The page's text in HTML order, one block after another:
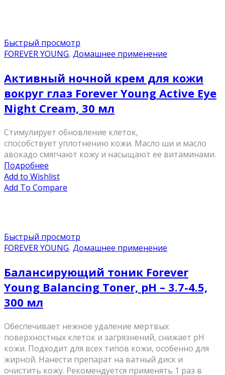
Быстрый просмотр
FOREVER YOUNG, Домашнее применение
Активный ночной крем для кожи
вокруг глаз Forever Young Active Eye
Night Cream, 30 мл
Стимулирует обновление клеток,
способствует уплотнению кожи. Масло ши и масло
авокадо смягчают кожу и насыщают ее витаминами.
Подробнее
Add to Wishlist
Add To Compare
Быстрый просмотр
FOREVER YOUNG, Домашнее применение
Балансирующий тоник Forever
Young Balancing Toner, pH – 3.7-4.5,
300 мл
Обеспечивает нежное удаление мертвых
поверхностных клеток и загрязнений, снижает рН
кожи. Подходит для всех типов кожи, особенно для
жирной. Нанести препарат на ватный диск и
очистить кожу. Рекомендуется применять 1 раз в